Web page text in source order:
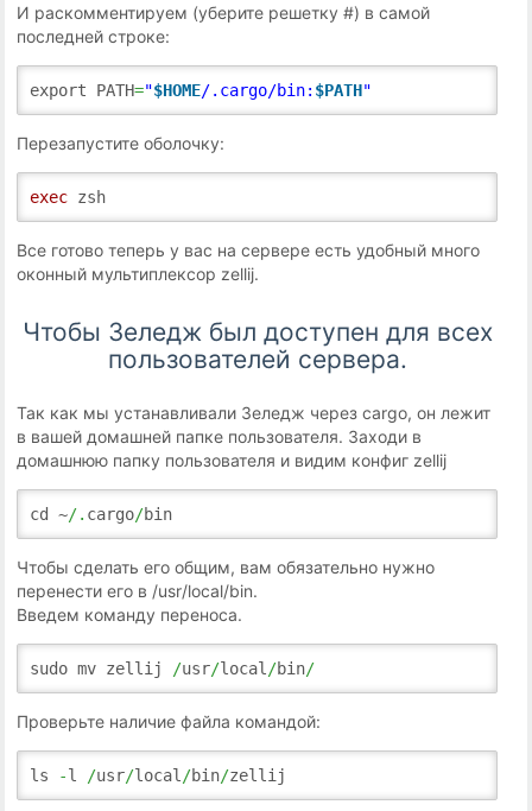
И раскомментируем (уберите решетку #) в самой
последней строке:
export PATH="$HOME/.cargo/bin: $PATH"
Перезапустите оболочку:
exec zsh
Все готово теперь у вас на сервере есть удобный много
оконный мультиплексор zellij.
Чтобы Зеледж был доступен для всех
пользователей сервера.
Так как мы устанавливали Зеледж через cargo, он лежит
в вашей домашней папке пользователя. Заходи в
домашнюю папку пользователя и видим конфиг zellij
cd ~/. cargo/bin
Чтобы сделать его общим, вам обязательно нужно
перенести его в /usr/local/bin.
Введем команду переноса.
sudo mv zellij /usr/local /bin/
Проверьте наличие файла командой:
ls -l /usr/local /bin/zellij